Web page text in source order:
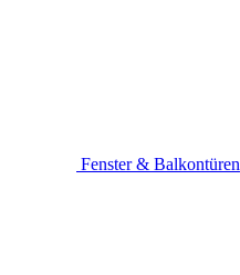
Fenster & Balkontüren